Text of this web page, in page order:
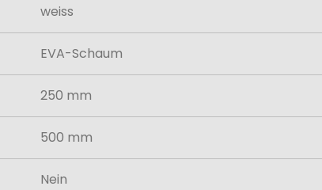
weiss
EVA-Schaum
250 mm
500 mm
Nein